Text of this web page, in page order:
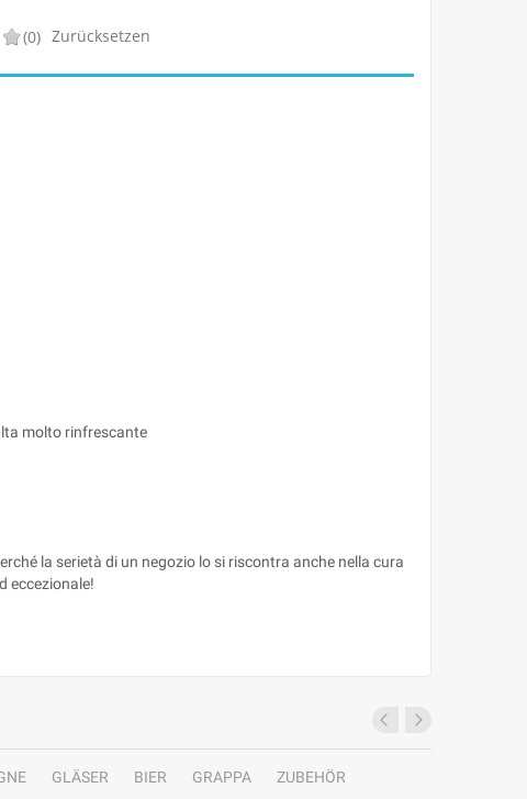
(0) Zurücksetzen
molto rinfrescante
la serietà di un negozio lo si riscontra anche nella cura
eccezionale!
GLÄSER BIER GRAPPA
ZUBEHÖR